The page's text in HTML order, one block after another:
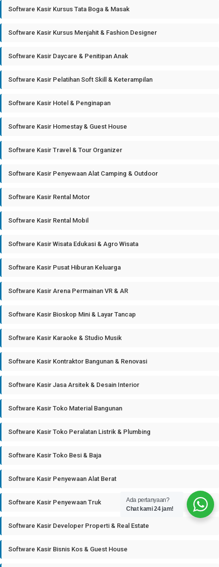
Software Kasir Kursus Tata Boga & Masak
Software Kasir Kursus Menjahit & Fashion Designer
Software Kasir Daycare & Penitipan Anak
Software Kasir Pelatihan Soft Skill & Keterampilan
Software Kasir Hotel & Penginapan
Software Kasir Homestay & Guest House
Software Kasir Travel & Tour Organizer
Software Kasir Penyewaan Alat Camping & Outdoor
Software Kasir Rental Motor
Software Kasir Rental Mobil
Software Kasir Wisata Edukasi & Agro Wisata
Software Kasir Pusat Hiburan Keluarga
Software Kasir Arena Permainan VR & AR
Software Kasir Bioskop Mini & Layar Tancap
Software Kasir Karaoke & Studio Musik
Software Kasir Kontraktor Bangunan & Renovasi
Software Kasir Jasa Arsitek & Desain Interior
Software Kasir Toko Material Bangunan
Software Kasir Toko Peralatan Listrik & Plumbing
Software Kasir Toko Besi & Baja
Software Kasir Penyewaan Alat Berat
Software Kasir Penyewaan Truk
Software Kasir Developer Properti & Real Estate
Software Kasir Bisnis Kos & Guest House
Ada pertanyaan?
Chat kami 24 jam!